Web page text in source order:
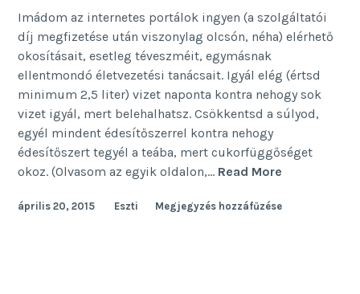
rész)
Imádom az internetes portálok ingyen (a szolgáltatói
díj megfizetése után viszonylag olcsón, néha) elérhető
okosításait, esetleg téveszméit, egymásnak
ellentmondó életvezetési tanácsait. Igyál elég (értsd
minimum 2,5 liter) vizet naponta kontra nehogy sok
vizet igyál, mert belehalhatsz. Csökkentsd a súlyod,
egyél mindent édesítőszerrel kontra nehogy
édesítőszert tegyél a teába, mert cukorfüggőséget
okoz. (Olvasom az egyik oldalon,… Read More
április 20, 2015 Eszti Megjegyzés hozzáfűzése